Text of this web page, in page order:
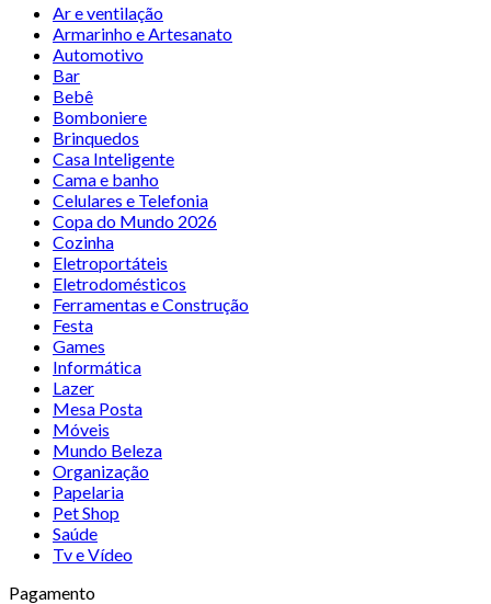
Ar e ventilação
Armarinho e Artesanato
Automotivo
Bar
Bebê
Bomboniere
Brinquedos
Casa Inteligente
Cama e banho
Celulares e Telefonia
Copa do Mundo 2026
Cozinha
Eletroportáteis
Eletrodomésticos
Ferramentas e Construção
Festa
Games
Informática
Lazer
Mesa Posta
Móveis
Mundo Beleza
Organização
Papelaria
Pet Shop
Saúde
Tv e Vídeo
Pagamento